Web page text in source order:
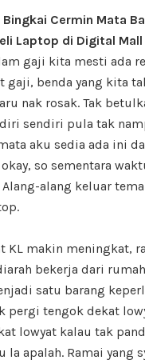
Bingkai Cermin Mata
Laptop di Digital Mall
gaji kita mesti ada
gaji, benda yang kita
nak rosak. Tak
sendiri pula tak
aku sedia ada ini
so sementara
alang keluar
KL makin meningkat,
bekerja dari
satu barang
pergi tengok dekat
lowyat kalau tak
la apalah. Ramai yang